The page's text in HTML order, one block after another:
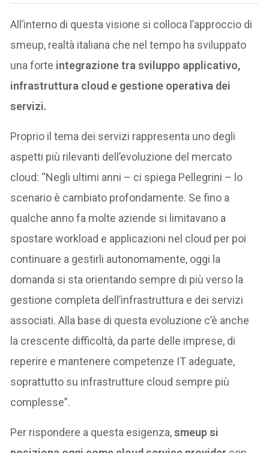
All’interno di questa visione si colloca l’approccio di
smeup, realtà italiana che nel tempo ha sviluppato
una forte integrazione tra sviluppo applicativo,
infrastruttura cloud e gestione operativa dei
servizi.
Proprio il tema dei servizi rappresenta uno degli
aspetti più rilevanti dell’evoluzione del mercato
cloud: “Negli ultimi anni – ci spiega Pellegrini – lo
scenario è cambiato profondamente. Se fino a
qualche anno fa molte aziende si limitavano a
spostare workload e applicazioni nel cloud per poi
continuare a gestirli autonomamente, oggi la
domanda si sta orientando sempre di più verso la
gestione completa dell’infrastruttura e dei servizi
associati. Alla base di questa evoluzione c’è anche
la crescente difficoltà, da parte delle imprese, di
reperire e mantenere competenze IT adeguate,
soprattutto su infrastrutture cloud sempre più
complesse”.
Per rispondere a questa esigenza,smeup si